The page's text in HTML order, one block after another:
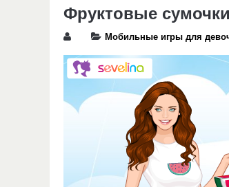
Фруктовые сумочки
Мобильные игры для